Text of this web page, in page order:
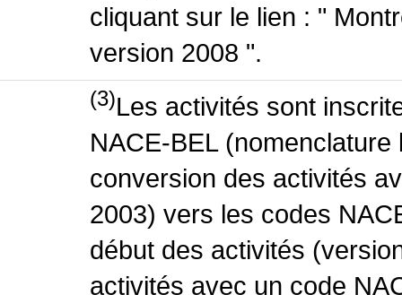
cliquant sur le lien : "
version 2008 ".
(3)Les activités sont
NACE-BEL
conversion des activités
2003) vers les codes
début des activités
activités avec un code